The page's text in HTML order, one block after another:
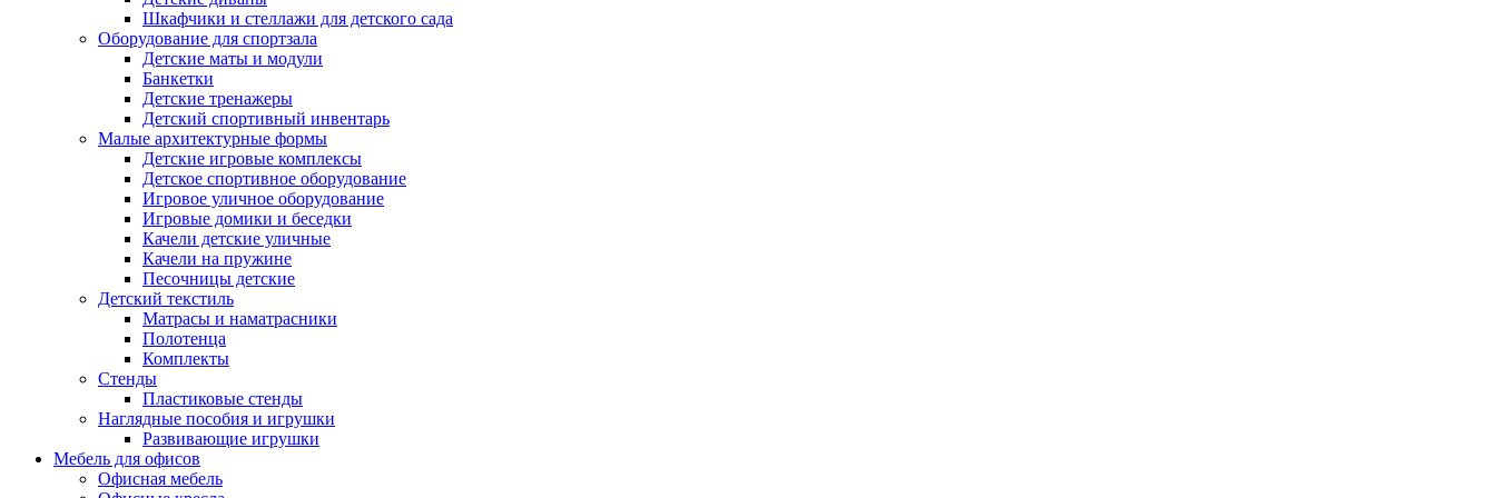
Шкафчики и стеллажи для детского сада
Оборудование для спортзала
Детские маты и модули
Банкетки
Детские тренажеры
Детский спортивный инвентарь
Малые архитектурные формы
Детские игровые комплексы
Детское спортивное оборудование
Игровое уличное оборудование
Игровые домики и беседки
Качели детские уличные
Качели на пружине
Песочницы детские
Детский текстиль
Матрасы и наматрасники
Полотенца
Комплекты
Стенды
Пластиковые стенды
Наглядные пособия и игрушки
Развивающие игрушки
Мебель для офисов
Офисная мебель